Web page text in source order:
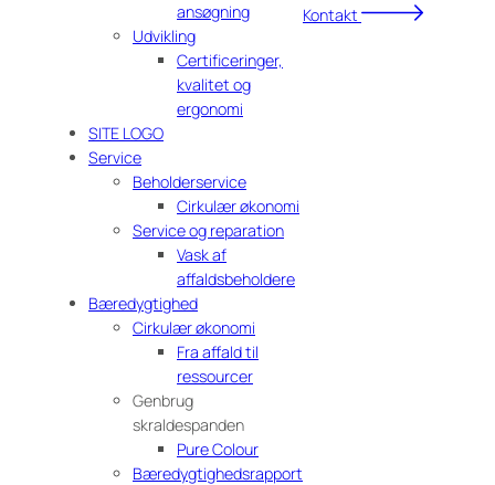
ansøgning
Udvikling
Certificeringer,
kvalitet og
ergonomi
SITE LOGO
Service
Beholderservice
Cirkulær økonomi
Service og reparation
Vask af
affaldsbeholdere
Bæredygtighed
Cirkulær økonomi
Fra affald til
ressourcer
Genbrug
skraldespanden
Pure Colour
Bæredygtighedsrapport
Kontakt